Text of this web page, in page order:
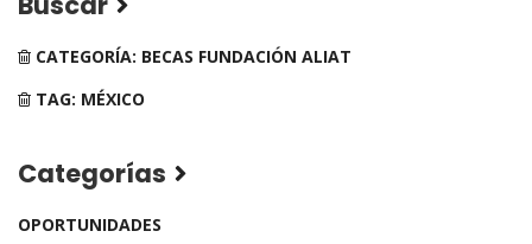
CATEGORÍA: BECAS FUNDACIÓN ALIAT
TAG: MÉXICO
Categorías
OPORTUNIDADES